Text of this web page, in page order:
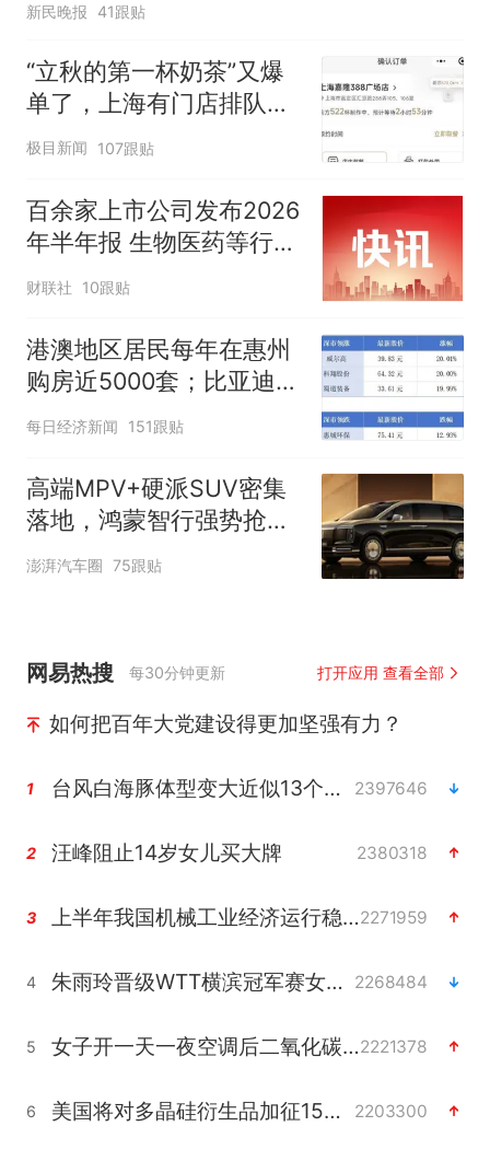
新民晚报 41跟贴
“立秋的第一杯奶茶”又爆
单了，上海有门店排队超
500杯，店员：今天奶茶
店都很忙，要等2个多小
时
极目新闻 107跟贴
百余家上市公司发布2026
年半年报 生物医药等行业
现亮点
财联社 10跟贴
港澳地区居民每年在惠州
购房近5000套；比亚迪销
量跻身全球车企第六丨大
每日经济新闻 151跟贴
高端MPV+硬派SUV密集
落地，鸿蒙智行强势抢占
自主高端市场制高点
澎湃汽车圈 75跟贴
网易热搜 每30分钟更新 打开应用 查看全部
如何把百年大党建设得更加坚强有力？
1 台风白海豚体型变大近似13个浙江面积 2397646
2 汪峰阻止14岁女儿买大牌 2380318
3 上半年我国机械工业经济运行稳中有进2271959
4 朱雨玲晋级WTT横滨冠军赛女单八强 2268484
5 女子开一天一夜空调后二氧化碳中毒2221378
6 美国将对多晶硅衍生品加征15%关税 2203300